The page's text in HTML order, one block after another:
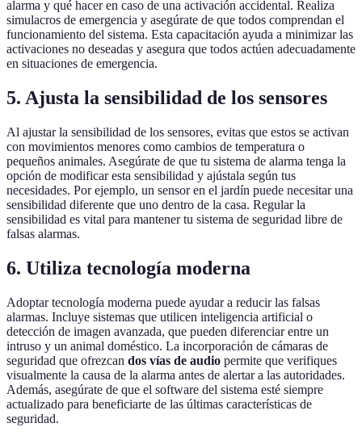
alarma y qué hacer en caso de una activación accidental. Realiza
simulacros de emergencia y asegúrate de que todos comprendan el
funcionamiento del sistema. Esta capacitación ayuda a minimizar las
activaciones no deseadas y asegura que todos actúen adecuadamente
en situaciones de emergencia.
5. Ajusta la sensibilidad de los sensores
Al ajustar la sensibilidad de los sensores, evitas que estos se activan
con movimientos menores como cambios de temperatura o
pequeños animales. Asegúrate de que tu sistema de alarma tenga la
opción de modificar esta sensibilidad y ajústala según tus
necesidades. Por ejemplo, un sensor en el jardín puede necesitar una
sensibilidad diferente que uno dentro de la casa. Regular la
sensibilidad es vital para mantener tu sistema de seguridad libre de
falsas alarmas.
6. Utiliza tecnología moderna
Adoptar tecnología moderna puede ayudar a reducir las falsas
alarmas. Incluye sistemas que utilicen inteligencia artificial o
detección de imagen avanzada, que pueden diferenciar entre un
intruso y un animal doméstico. La incorporación de cámaras de
seguridad que ofrezcan dos vías de audio permite que verifiques
visualmente la causa de la alarma antes de alertar a las autoridades.
Además, asegúrate de que el software del sistema esté siempre
actualizado para beneficiarte de las últimas características de
seguridad.